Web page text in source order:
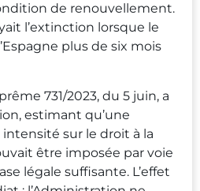
de renouvellement.
l’extinction lorsque le
plus de six mois
731/2023, du 5 juin, a
estimant qu’une
sur le droit à la
être imposée par voie
légale suffisante. L’effet